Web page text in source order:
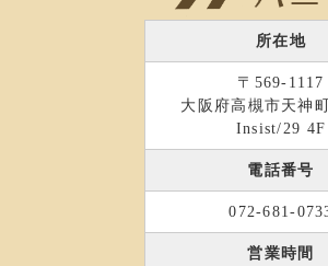
所在地
〒569-1117
大阪府高槻市天神
Insist/29 4F
電話番号
072-681-
営業時間